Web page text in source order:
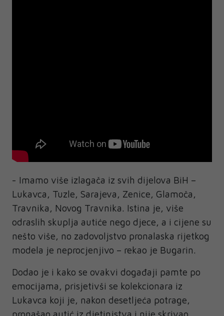
- Imamo više izlagača iz svih dijelova BiH –
Lukavca, Tuzle, Sarajeva, Zenice, Glamoča,
Travnika, Novog Travnika. Istina je, više
odraslih skuplja autiće nego djece, a i cijene su
nešto više, no zadovoljstvo pronalaska rijetkog
modela je neprocjenjivo – rekao je Bugarin.
Dodao je i kako se ovakvi događaji pamte po
emocijama, prisjetivši se kolekcionara iz
Lukavca koji je, nakon desetljeća potrage,